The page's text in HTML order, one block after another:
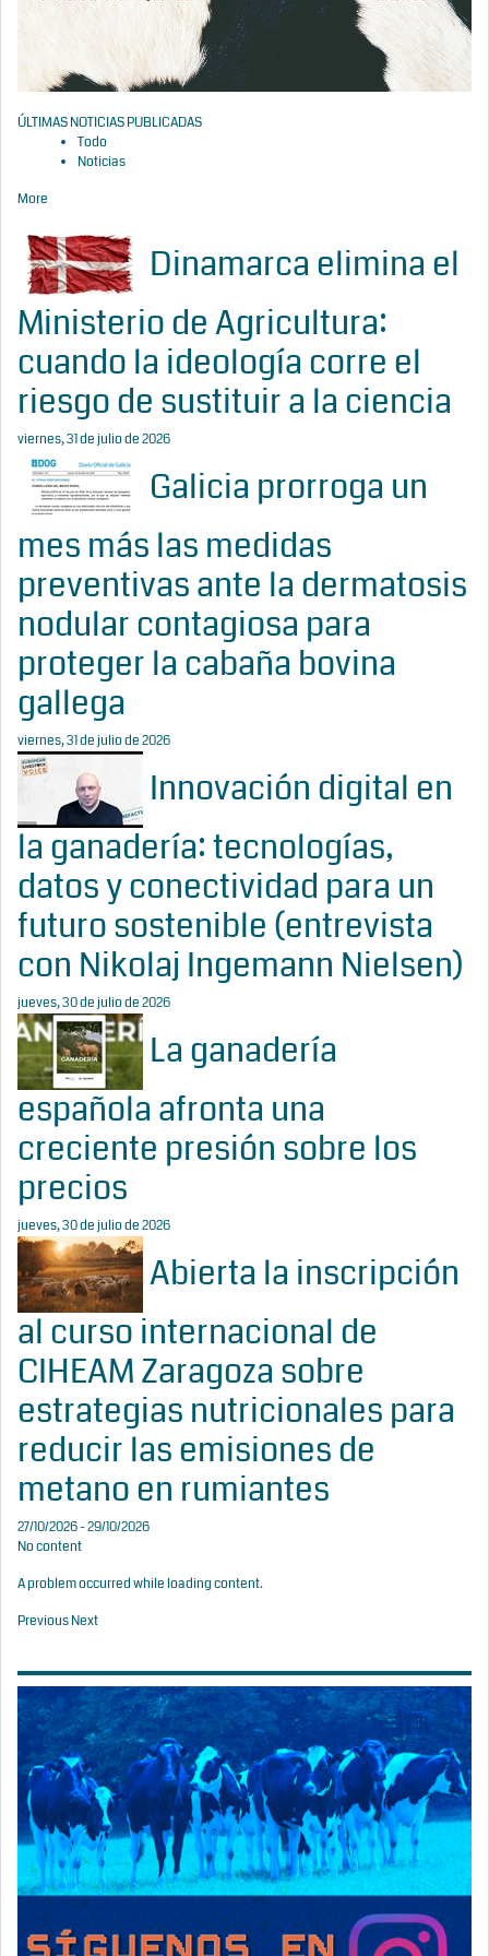
ÚLTIMAS NOTICIAS PUBLICADAS
Todo
Noticias
More
Dinamarca elimina el
Ministerio de Agricultura:
cuando la ideología corre el
riesgo de sustituir a la ciencia
viernes, 31 de julio de 2026
Galicia prorroga un
mes más las medidas
preventivas ante la dermatosis
nodular contagiosa para
proteger la cabaña bovina
gallega
viernes, 31 de julio de 2026
Innovación digital en
la ganadería: tecnologías,
datos y conectividad para un
futuro sostenible (entrevista
con Nikolaj Ingemann Nielsen)
jueves, 30 de julio de 2026
La ganadería
española afronta una
creciente presión sobre los
precios
jueves, 30 de julio de 2026
Abierta la inscripción
al curso internacional de
CIHEAM Zaragoza sobre
estrategias nutricionales para
reducir las emisiones de
metano en rumiantes
27/10/2026 - 29/10/2026
No content
A problem occurred while loading content.
PreviousNext